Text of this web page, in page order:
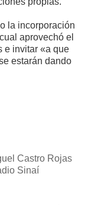
la incorporación
aprovechó el
e invitar «a que
estarán dando
Castro Rojas
Sinaí